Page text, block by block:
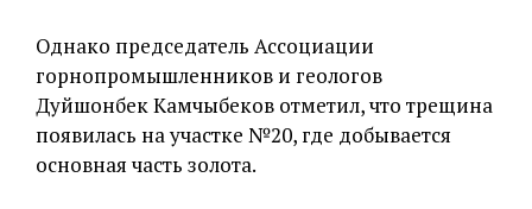
Однако председатель Ассоциации
горнопромышленников и геологов
Дуйшонбек Камчыбеков отметил, что трещина
появилась на участке №20, где добывается
основная часть золота.